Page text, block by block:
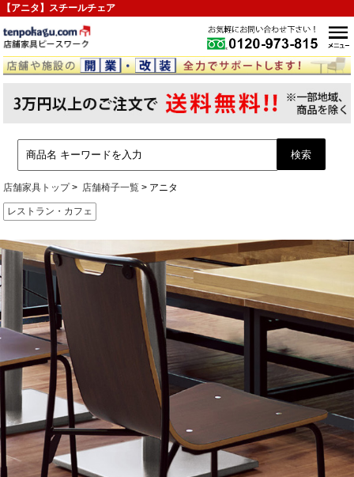
【アニタ】スチールチェア
店舗家具トップ 店舗椅子一覧 アニタ
レストラン・カフェ